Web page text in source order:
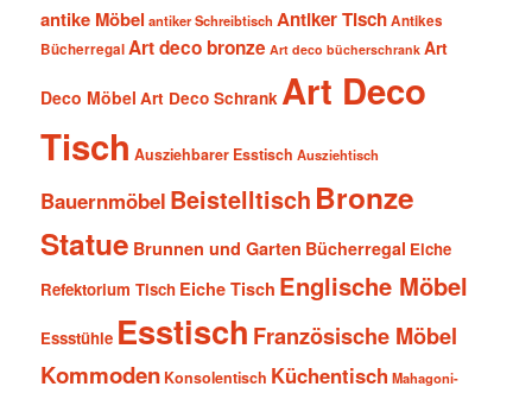
antike Möbel antiker Schreibtisch Antiker TischAntikes
BücherregalArt deco bronze Art deco bücherschrank Art
Deco Möbel Art Deco Schrank Art Deco
Tisch Ausziehbarer Esstisch Ausziehtisch
Bauernmöbel Beistelltisch Bronze
Statue Brunnen und Garten Bücherregal Eiche
Refektorium Tisch Eiche Tisch Englische Möbel
Essstühle Esstisch Französische Möbel
Kommoden Konsolentisch Küchentisch Mahagoni-